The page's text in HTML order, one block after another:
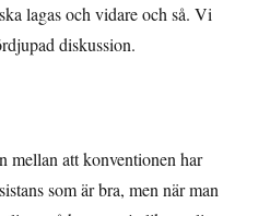
lagas och vidare och så. Vi
diskussion.
mellan att konventionen har
som är bra, men när man